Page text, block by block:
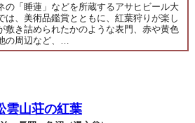
の「睡蓮」などを所蔵するアサヒビール大
は、美術品鑑賞とともに、紅葉狩りが楽し
敷き詰められたかのような表門、赤や黄色
の周辺など、…
雲山荘の紅葉